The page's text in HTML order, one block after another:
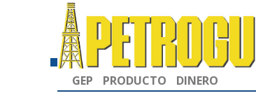
GEP PRODUCTO DINERO